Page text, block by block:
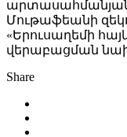
արտասահմանյան
Մութաֆեանի
«Երուսաղեմի
վերաբացման
Share